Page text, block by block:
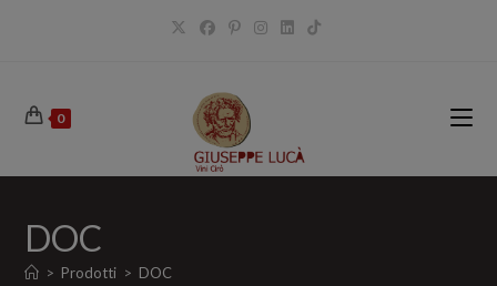
0
DOC
> Prodotti > DOC